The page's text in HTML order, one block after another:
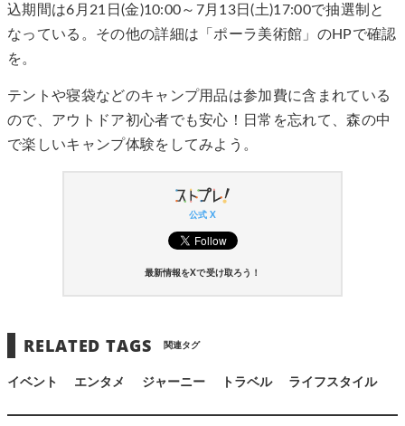
込期間は6月21日(金)10:00～7月13日(土)17:00で抽選制と
なっている。その他の詳細は「ポーラ美術館」のHPで確認
を。
テントや寝袋などのキャンプ用品は参加費に含まれている
ので、アウトドア初心者でも安心！日常を忘れて、森の中
で楽しいキャンプ体験をしてみよう。
公式 X
最新情報をXで受け取ろう！
RELATED TAGS 関連タグ
イベント エンタメ ジャーニー トラベル ライフスタイル